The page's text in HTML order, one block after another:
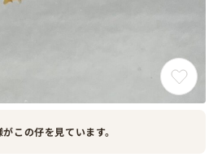
この仔を見ています。